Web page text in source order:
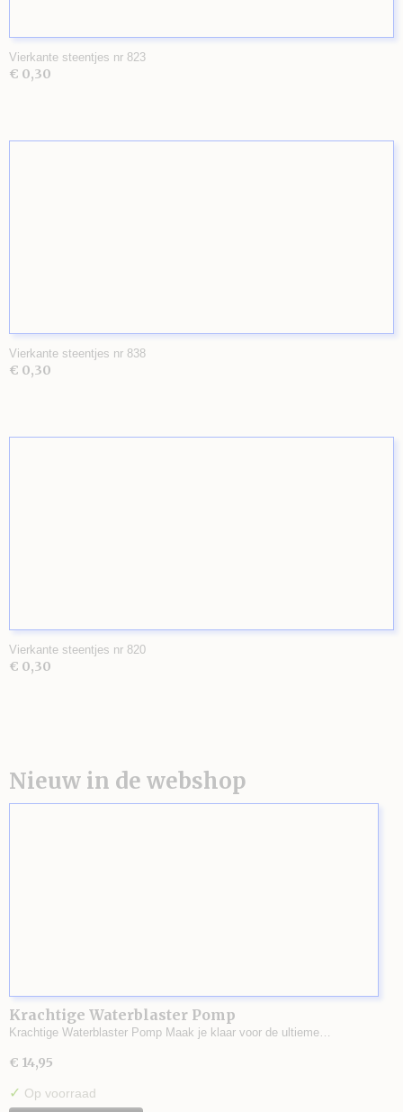
Vierkante steentjes nr 823
€ 0,30
Vierkante steentjes nr 838
€ 0,30
Vierkante steentjes nr 820
€ 0,30
Nieuw in de webshop
Krachtige Waterblaster Pomp
Krachtige Waterblaster Pomp Maak je klaar voor de ultieme…
€ 14,95
✓ Op voorraad